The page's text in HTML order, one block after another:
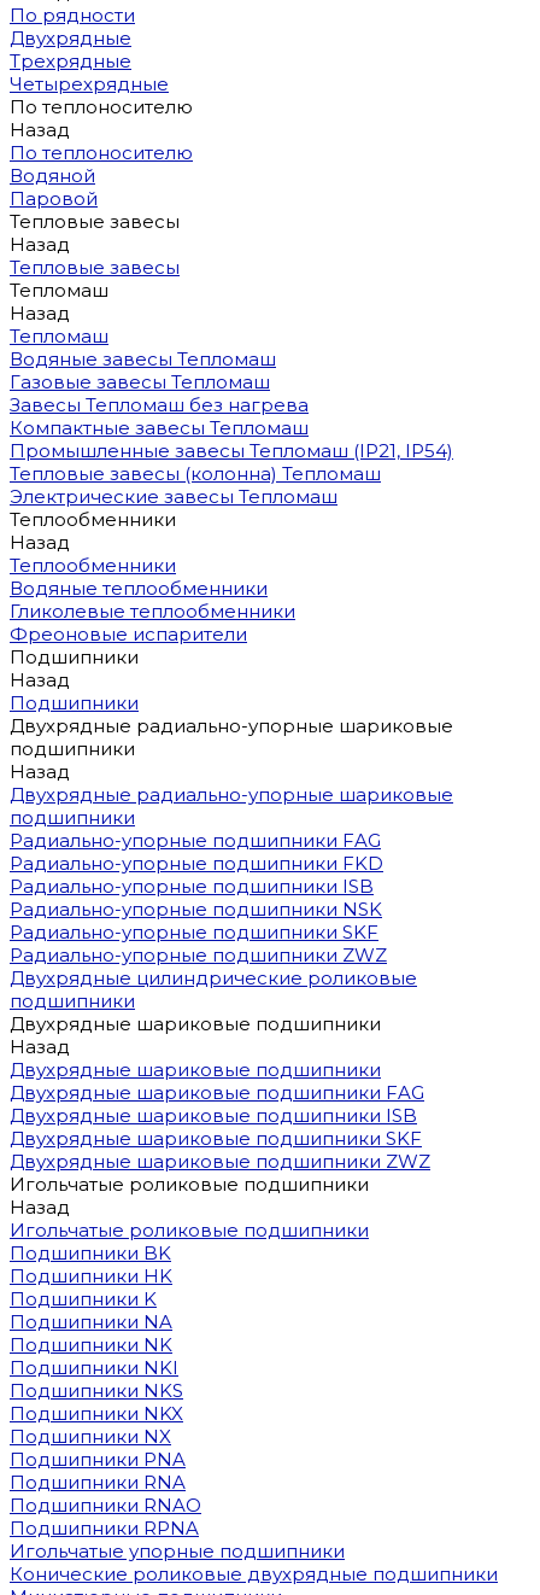
По рядности
Двухрядные
Трехрядные
Четырехрядные
По теплоносителю
Назад
По теплоносителю
Водяной
Паровой
Тепловые завесы
Назад
Тепловые завесы
Тепломаш
Назад
Тепломаш
Водяные завесы Тепломаш
Газовые завесы Тепломаш
Завесы Тепломаш без нагрева
Компактные завесы Тепломаш
Промышленные завесы Тепломаш (IP21, IP54)
Тепловые завесы (колонна) Тепломаш
Электрические завесы Тепломаш
Теплообменники
Назад
Теплообменники
Водяные теплообменники
Гликолевые теплообменники
Фреоновые испарители
Подшипники
Назад
Подшипники
Двухрядные радиально-упорные шариковые
подшипники
Назад
Двухрядные радиально-упорные шариковые
подшипники
Радиально-упорные подшипники FAG
Радиально-упорные подшипники FKD
Радиально-упорные подшипники ISB
Радиально-упорные подшипники NSK
Радиально-упорные подшипники SKF
Радиально-упорные подшипники ZWZ
Двухрядные цилиндрические роликовые
подшипники
Двухрядные шариковые подшипники
Назад
Двухрядные шариковые подшипники
Двухрядные шариковые подшипники FAG
Двухрядные шариковые подшипники ISB
Двухрядные шариковые подшипники SKF
Двухрядные шариковые подшипники ZWZ
Игольчатые роликовые подшипники
Назад
Игольчатые роликовые подшипники
Подшипники BK
Подшипники HK
Подшипники K
Подшипники NA
Подшипники NK
Подшипники NKI
Подшипники NKS
Подшипники NKX
Подшипники NX
Подшипники PNA
Подшипники RNA
Подшипники RNAO
Подшипники RPNA
Игольчатые упорные подшипники
Конические роликовые двухрядные подшипники